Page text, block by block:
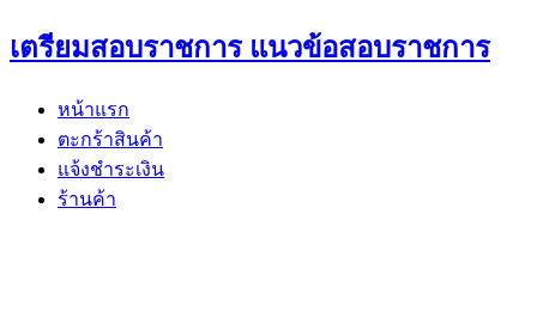
Skip
to
เตรียมสอบราชการ แนวข้อสอบราชการ
หน้าแรก
ตะกร้าสินค้า
แจ้งชำระเงิน
ร้านค้า